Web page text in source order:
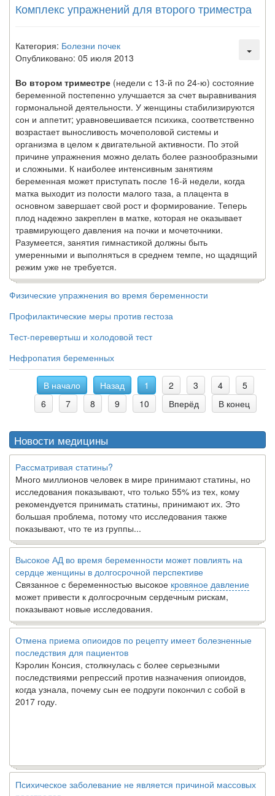
Комплекс упражнений для второго триместра
Категория: Болезни почек
Опубликовано: 05 июля 2013
Во втором триместре (недели с 13-й по 24-ю) состояние
беременной постепенно улучшается за счет выравнивания
гормональной деятельности. У женщины стабилизируются
сон и аппетит; уравновешивается психика, соответственно
возрастает выносливость мочеполовой системы и
организма в целом к двигательной активности. По этой
причине упраж­нения можно делать более разнообразными
и сложными. К наиболее интенсивным занятиям
беременная может при­ступать после 16-й недели, когда
матка выходит из полости малого таза, а плацента в
основном завершает свой рост и формирование. Теперь
плод надежно закреплен в матке, ко­торая не оказывает
травмирующего давления на почки и мо­четочники.
Разумеется, занятия гимнастикой должны быть
умеренными и выполняться в среднем темпе, но щадящий
режим уже не требуется.
Физические упражнения во время беременности
Профилактические меры против гестоза
Тест-перевертыш и холодовой тест
Нефропатия беременных
В начало Назад 1 2 3 4
5
6
7 8 9 10 Вперёд В конец
Новости медицины
Рассматривая статины?
Много миллионов человек в мире принимают статины, но
исследования показывают, что только 55% из тех, кому
рекомендуется принимать статины, принимают их. Это
большая проблема, потому что исследования также
показывают, что те из группы...
Высокое АД во время беременности может повлиять на
сердце женщины в долгосрочной перспективе
Связанное с беременностью высокое кровяное давление
может привести к долгосрочным сердечным рискам,
показывают новые исследования.
Отмена приема опиоидов по рецепту имеет болезненные
последствия для пациентов
Кэролин Консия, столкнулась с более серьезными
последствиями репрессий против назначения опиоидов,
когда узнала, почему сын ее подруги покончил с собой в
2017 году.
Психическое заболевание не является причиной массовых